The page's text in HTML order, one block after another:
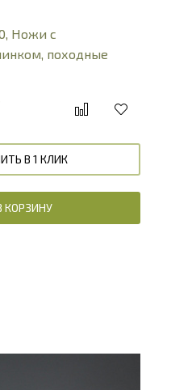
, Ножи с
, походные
В 1 КЛИК
КОРЗИНУ